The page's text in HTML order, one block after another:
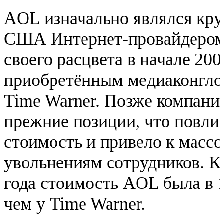
AOL изначально являлся
США Интернет-
своего расцвета в начале
приобретённым
Time Warner. Позже
прежние позиции, что
стоимость и привело к
увольнениям сотрудников.
года стоимость AOL была в
чем у Time Warner.